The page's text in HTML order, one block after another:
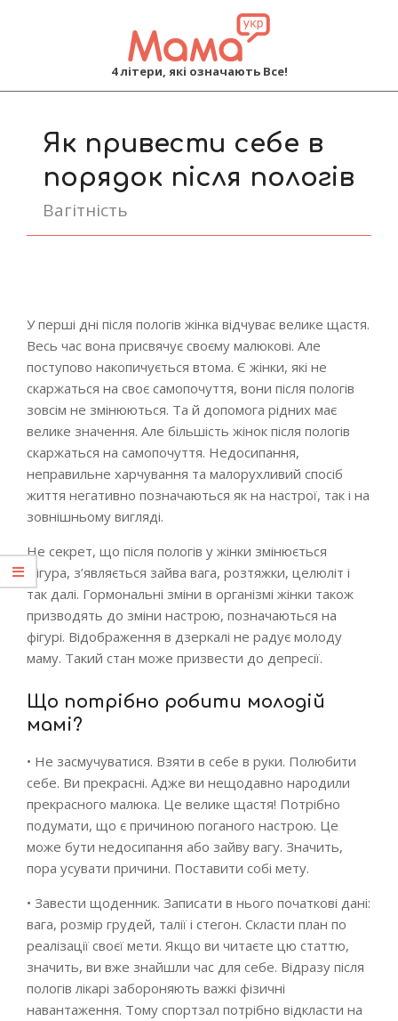
4 літери, які означають Все!
Як привести себе в
порядок після пологів
Вагітність
У перші дні після пологів жінка відчуває велике щастя.
Весь час вона присвячує своєму малюкові. Але
поступово накопичується втома. Є жінки, які не
скаржаться на своє самопочуття, вони після пологів
зовсім не змінюються. Та й допомога рідних має
велике значення. Але більшість жінок після пологів
скаржаться на самопочуття. Недосипання,
неправильне харчування та малорухливий спосіб
життя негативно позначаються як на настрої, так і на
зовнішньому вигляді.
Не секрет, що після пологів у жінки змінюється
фігура, з’являється зайва вага, розтяжки, целюліт і
так далі. Гормональні зміни в організмі жінки також
призводять до зміни настрою, позначаються на
фігурі. Відображення в дзеркалі не радує молоду
маму. Такий стан може призвести до депресії.
Що потрібно робити молодій
мамі?
• Не засмучуватися. Взяти в себе в руки. Полюбити
себе. Ви прекрасні. Адже ви нещодавно народили
прекрасного малюка. Це велике щастя! Потрібно
подумати, що є причиною поганого настрою. Це
може бути недосипання або зайву вагу. Значить,
пора усувати причини. Поставити собі мету.
• Завести щоденник. Записати в нього початкові дані:
вага, розмір грудей, талії і стегон. Скласти план по
реалізації своєї мети. Якщо ви читаєте цю статтю,
значить, ви вже знайшли час для себе. Відразу після
пологів лікарі забороняють важкі фізичні
навантаження. Тому спортзал потрібно відкласти на